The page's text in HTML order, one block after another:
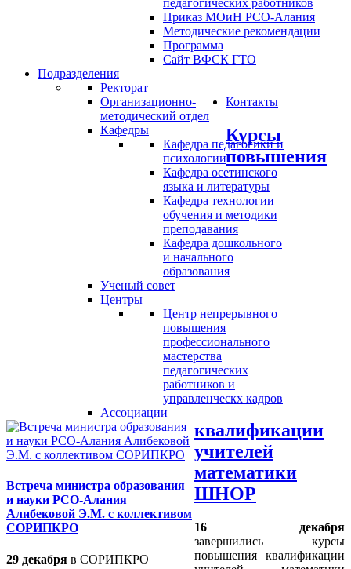
педагогических работников
Приказ МОиН РСО-Алания
Методические рекомендации
Программа
Сайт ВФСК ГТО
Подразделения
Ректорат
Организационно-
методический отдел
Кафедры
Кафедра педагогики и
психологии
Кафедра осетинского
языка и литературы
Кафедра технологии
обучения и методики
преподавания
Кафедра дошкольного
и начального
образования
Ученый совет
Центры
Центр непрерывного
повышения
профессионального
мастерства
педагогических
работников и
управленческх кадров
Ассоциации
Контакты
Встреча министра образования
и науки РСО-Алания
Алибековой Э.М. с коллективом
СОРИПКРО
29 декабря в СОРИПКРО
Курсы
повышения
квалификации
учителей
математики
ШНОР
16 декабря
завершились курсы
повышения квалификации